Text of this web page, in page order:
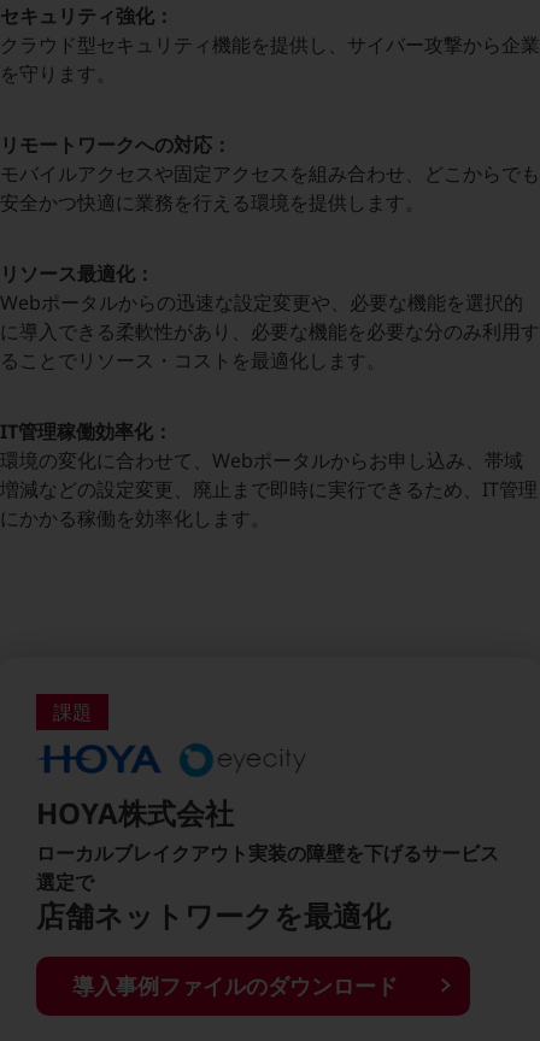
地域共創・地方創生
セキュリティ対策
顧客体験（CX）改善
自動化・省電化
業種・業態で探す
業種・業態で探すTOP
自治体
医療・介護
観光
教育
モバイルTOP
法人向けスマホ・携帯に関する、
おすすめの機種、料金やサービスをご紹介
製品TOP
ビジネス向けスマートフォン
タフネススマートフォン
ドコモケータイ
セキュリティ強化：
クラウド型セキュリティ機能を提供し、サイバー攻撃から企業
を守ります。
リモートワークへの対応：
モバイルアクセスや固定アクセスを組み合わせ、どこからでも
安全かつ快適に業務を行える環境を提供します。
リソース最適化：
Webポータルからの迅速な設定変更や、必要な機能を選択的
に導入できる柔軟性があり、必要な機能を必要な分のみ利用す
ることでリソース・コストを最適化します。
IT管理稼働効率化：
環境の変化に合わせて、Webポータルからお申し込み、帯域
増減などの設定変更、廃止まで即時に実行できるため、IT管理
にかかる稼働を効率化します。
課題
HOYA株式会社
ローカルブレイクアウト実装の障壁を下げるサービス
選定で
店舗ネットワークを最適化
導入事例ファイルのダウンロード